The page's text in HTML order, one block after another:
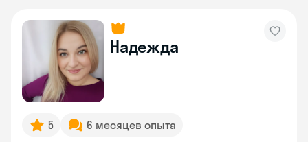
Надежда
5 6 месяцев опыта